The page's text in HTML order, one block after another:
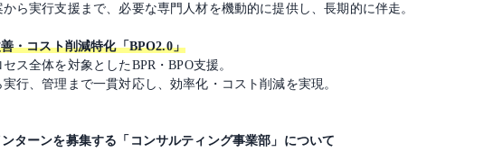
ら実行支援まで、必要な専門人材を機動的に提供し、長期的に伴走。
・コスト削減特化「BPO2.0」
ス全体を対象としたBPR・BPO支援。
行、管理まで一貫対応し、効率化・コスト削減を実現。
ンターンを募集する「コンサルティング事業部」について